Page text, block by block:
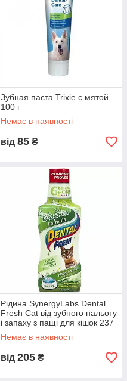
Зубная паста Trixie с мятой
100 г
Немає в наявності
від 85 ₴
Рідина SynergyLabs Dental
Fresh Cat від зубного нальоту
і запаху з пащі для кішок 237
мл
Немає в наявності
від 205 ₴